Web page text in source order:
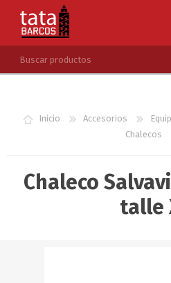
LISTA DE DESEOS
Inicio Accesorios
Chalecos
Chaleco
talle